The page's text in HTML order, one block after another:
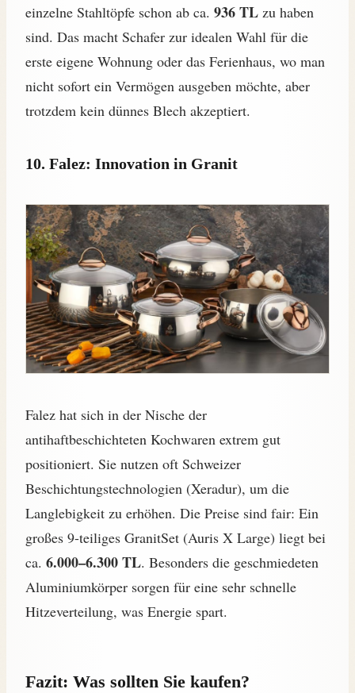
einzelne Stahltöpfe schon ab ca. 936 TL zu haben
sind. Das macht Schafer zur idealen Wahl für die
erste eigene Wohnung oder das Ferienhaus, wo man
nicht sofort ein Vermögen ausgeben möchte, aber
trotzdem kein dünnes Blech akzeptiert.
10. Falez: Innovation in Granit
Falez hat sich in der Nische der
antihaftbeschichteten Kochwaren extrem gut
positioniert. Sie nutzen oft Schweizer
Beschichtungstechnologien (Xeradur), um die
Langlebigkeit zu erhöhen. Die Preise sind fair: Ein
großes 9-teiliges GranitSet (Auris X Large) liegt bei
ca. 6.000–6.300 TL. Besonders die geschmiedeten
Aluminiumkörper sorgen für eine sehr schnelle
Hitzeverteilung, was Energie spart.
Fazit: Was sollten Sie kaufen?